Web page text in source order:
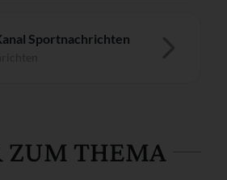
Sportnachrichten
ZUM THEMA